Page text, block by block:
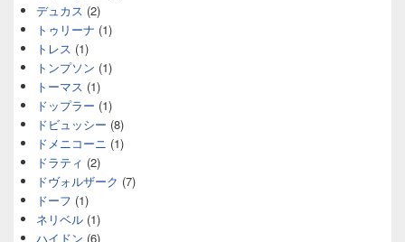
デュカス (2)
トゥリーナ (1)
トレス (1)
トンプソン (1)
トーマス (1)
ドップラー (1)
ドビュッシー (8)
ドメニコーニ (1)
ドラティ (2)
ドヴォルザーク (7)
ドーフ (1)
ネリベル (1)
ハイドン (6)